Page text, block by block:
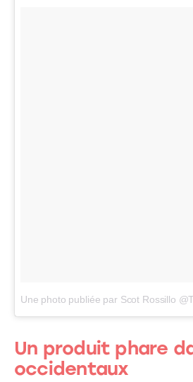
Un produit phare
occidentaux